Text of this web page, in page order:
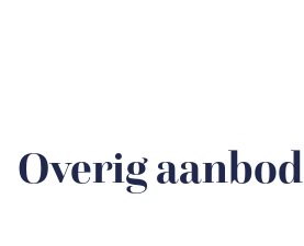
Overig aanbod